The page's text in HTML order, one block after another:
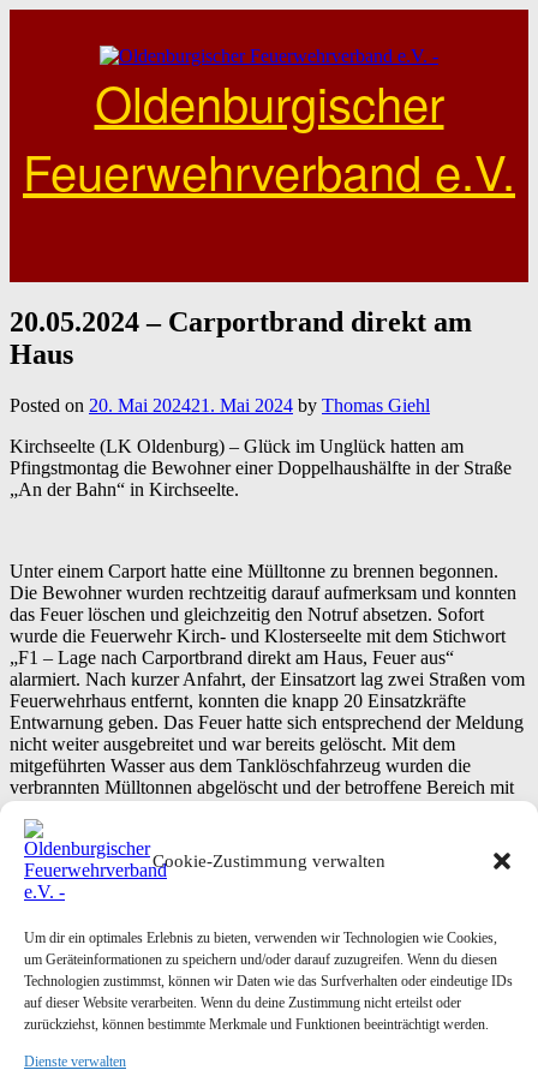
Cookie-Zustimmung verwalten
Um dir ein optimales Erlebnis zu bieten, verwenden wir Technologien wie Cookies,
um Geräteinformationen zu speichern und/oder darauf zuzugreifen. Wenn du diesen
Technologien zustimmst, können wir Daten wie das Surfverhalten oder eindeutige IDs
auf dieser Website verarbeiten. Wenn du deine Zustimmung nicht erteilst oder
zurückziehst, können bestimmte Merkmale und Funktionen beeinträchtigt werden.
Dienste verwalten
Oldenburgischer
Feuerwehrverband e.V.
20.05.2024 – Carportbrand direkt am
Haus
Posted on 20. Mai 202421. Mai 2024 by Thomas Giehl
Kirchseelte (LK Oldenburg) – Glück im Unglück hatten am
Pfingstmontag die Bewohner einer Doppelhaushälfte in der Straße
„An der Bahn“ in Kirchseelte.
Unter einem Carport hatte eine Mülltonne zu brennen begonnen.
Die Bewohner wurden rechtzeitig darauf aufmerksam und konnten
das Feuer löschen und gleichzeitig den Notruf absetzen. Sofort
wurde die Feuerwehr Kirch- und Klosterseelte mit dem Stichwort
„F1 – Lage nach Carportbrand direkt am Haus, Feuer aus“
alarmiert. Nach kurzer Anfahrt, der Einsatzort lag zwei Straßen vom
Feuerwehrhaus entfernt, konnten die knapp 20 Einsatzkräfte
Entwarnung geben. Das Feuer hatte sich entsprechend der Meldung
nicht weiter ausgebreitet und war bereits gelöscht. Mit dem
mitgeführten Wasser aus dem Tanklöschfahrzeug wurden die
verbrannten Mülltonnen abgelöscht und der betroffene Bereich mit
abgesucht. Nach einer guten halben Stunde konnte der Einsatz
beendet werden.
Text und Bild: Christian Bahrs
Please follow and like us:
Posted inEinsatzberichte
Post
navigation
20.05.2024 – Pfingstzeltlager 2024 in Scharrel→
←21.05.2024 – Bewohner aus verrauchter Wohnung gerettet